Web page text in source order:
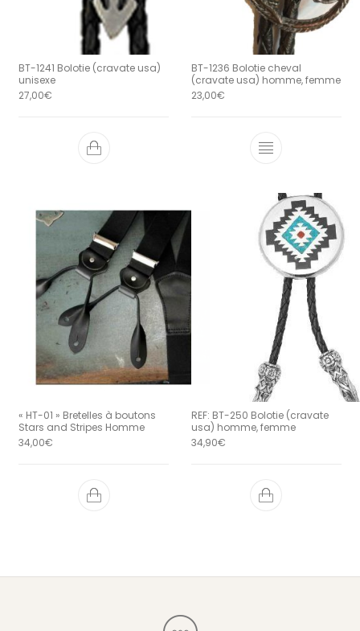
BT-1241 Bolotie (cravate usa)
unisexe
27,00€
BT-1236 Bolotie cheval
(cravate usa) homme, femme
23,00€
« HT-01 » Bretelles à boutons
Stars and Stripes Homme
34,00€
REF: BT-250 Bolotie (cravate
usa) homme, femme
34,90€